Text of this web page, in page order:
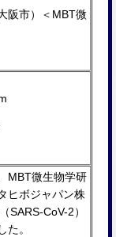
阪市）＜MBT微
MBT微生物学研
ヒボジャパン株
SARS-CoV-2）
た。